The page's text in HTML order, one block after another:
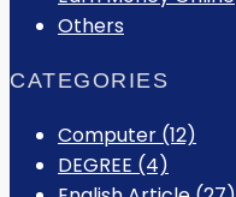
Others
CATEGORIES
Computer (12)
DEGREE (4)